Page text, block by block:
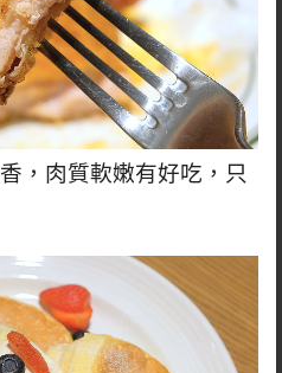
，肉質軟嫩有好吃，只